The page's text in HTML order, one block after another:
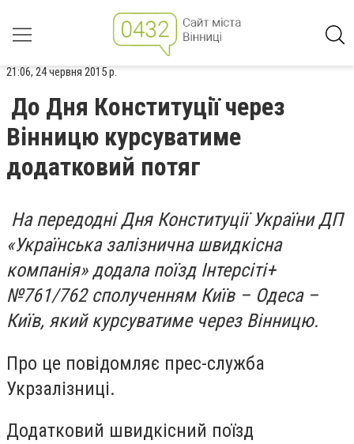
21:06, 24 червня 2015 р.
До Дня Конституції через
Вінницю курсуватиме
додатковий потяг
На передодні Дня Конституції України ДП
«Українська залізнична швидкісна
компанія» додала поїзд Інтерсіті+
№761/762 сполученням Київ – Одеса –
Київ, який курсуватиме через Вінницю.
Про це повідомляє прес-служба
Укрзалізниці.
Додатковий швидкісний поїзд